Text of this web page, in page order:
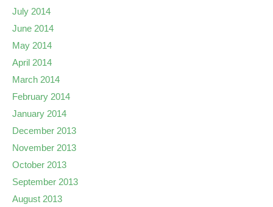
July 2014
June 2014
May 2014
April 2014
March 2014
February 2014
January 2014
December 2013
November 2013
October 2013
September 2013
August 2013